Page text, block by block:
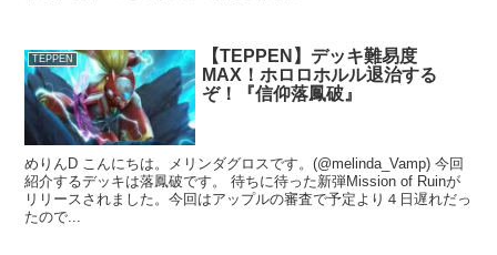
TEPPEN
【TEPPEN】デッキ難易度
MAX！ホロロホルル退治する
ぞ！『信仰落鳳破』
めりんD こんにちは。メリンダグロスです。(@melinda_Vamp) 今回
紹介するデッキは落鳳破です。 待ちに待った新弾Mission of Ruinが
リリースされました。今回はアップルの審査で予定より４日遅れだっ
たので...